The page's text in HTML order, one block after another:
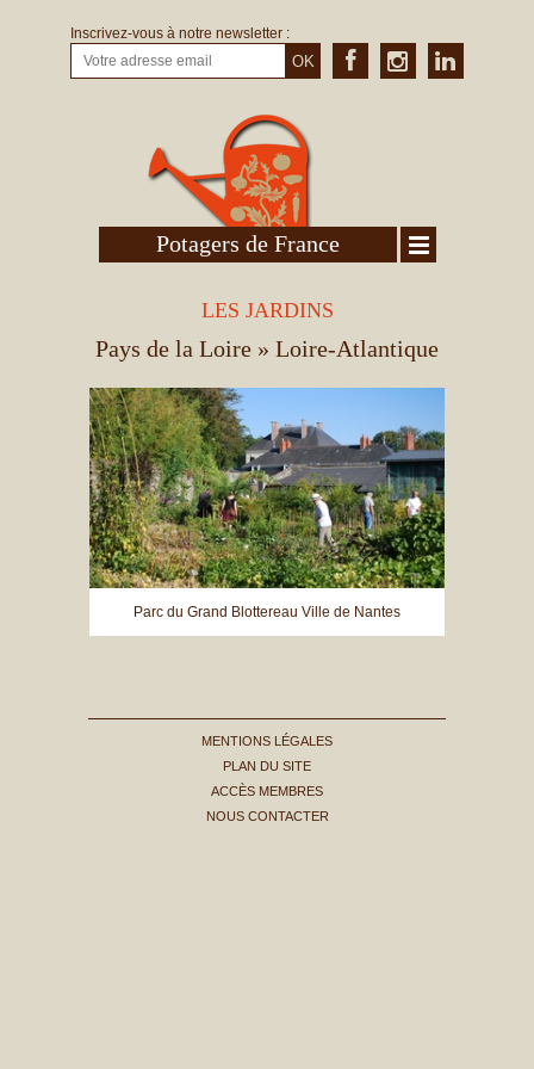
Inscrivez-vous à notre newsletter :
OK
Potagers de France
LES JARDINS
Pays de la Loire » Loire-Atlantique
Parc du Grand Blottereau Ville de Nantes
MENTIONS LÉGALES
PLAN DU SITE
ACCÈS MEMBRES
NOUS CONTACTER